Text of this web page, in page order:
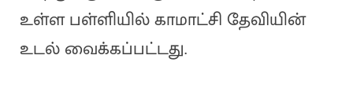
உள்ள பள்ளியில் காமாட்சி தேவியின்
உடல் வைக்கப்பட்டது.